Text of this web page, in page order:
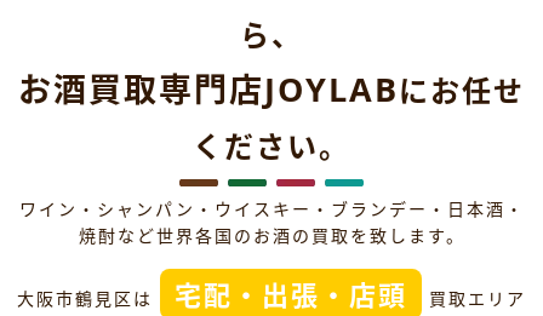
ら、
お酒買取専門店JOYLABにお任せ
ください。
ワイン・シャンパン・ウイスキー・ブランデー・日本酒・
焼酎など世界各国のお酒の買取を致します。
大阪市鶴見区は 宅配・出張・店頭
買取エリア